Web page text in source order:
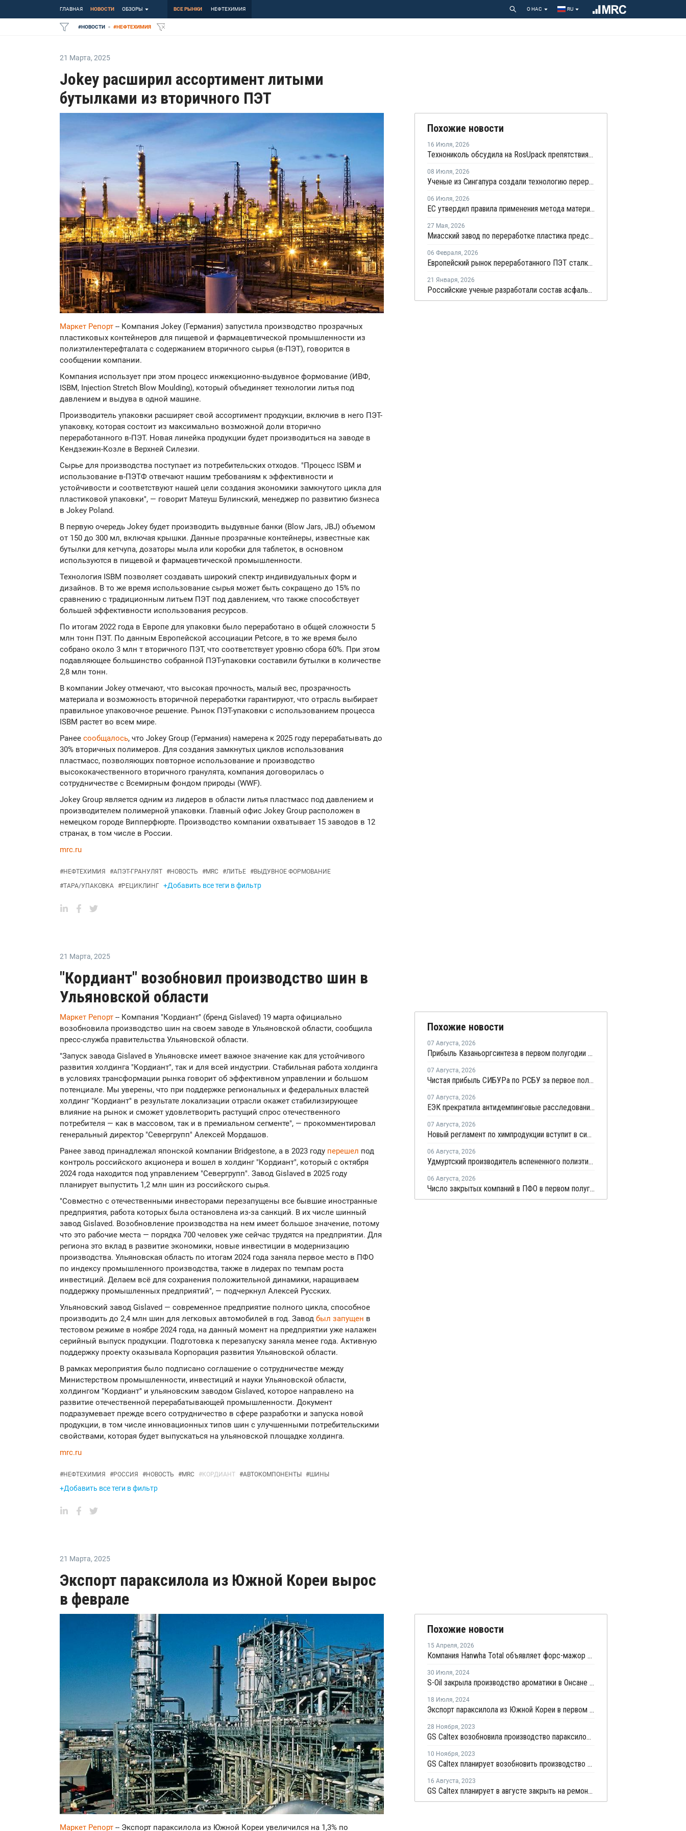
ГЛАВНАЯ НОВОСТИ ОБЗОРЫ ВСЕ РЫНКИ НЕФТЕХИМИЯ О НАС RU
#НОВОСТИ #НЕФТЕХИМИЯ
21 Марта, 2025
Jokey расширил ассортимент литыми
бутылками из вторичного ПЭТ
Маркет Репорт -- Компания Jokey (Германия) запустила производство прозрачных
пластиковых контейнеров для пищевой и фармацевтической промышленности из
полиэтилентерефталата с содержанием вторичного сырья (в-ПЭТ), говорится в
сообщении компании.
Компания использует при этом процесс инжекционно-выдувное формование (ИВФ,
ISBM, Injection Stretch Blow Moulding), который объединяет технологии литья под
давлением и выдува в одной машине.
Производитель упаковки расширяет свой ассортимент продукции, включив в него ПЭТ-
упаковку, которая состоит из максимально возможной доли вторично
переработанного в-ПЭТ. Новая линейка продукции будет производиться на заводе в
Кендзежин-Козле в Верхней Силезии.
Сырье для производства поступает из потребительских отходов. "Процесс ISBM и
использование в-ПЭТФ отвечают нашим требованиям к эффективности и
устойчивости и соответствуют нашей цели создания экономики замкнутого цикла для
пластиковой упаковки", — говорит Матеуш Булинский, менеджер по развитию бизнеса
в Jokey Poland.
В первую очередь Jokey будет производить выдувные банки (Blow Jars, JBJ) объемом
от 150 до 300 мл, включая крышки. Данные прозрачные контейнеры, известные как
бутылки для кетчупа, дозаторы мыла или коробки для таблеток, в основном
используются в пищевой и фармацевтической промышленности.
Технология ISBM позволяет создавать широкий спектр индивидуальных форм и
дизайнов. В то же время использование сырья может быть сокращено до 15% по
сравнению с традиционным литьем ПЭТ под давлением, что также способствует
большей эффективности использования ресурсов.
По итогам 2022 года в Европе для упаковки было переработано в общей сложности 5
млн тонн ПЭТ. По данным Европейской ассоциации Petcore, в то же время было
собрано около 3 млн т вторичного ПЭТ, что соответствует уровню сбора 60%. При этом
подавляющее большинство собранной ПЭТ-упаковки составили бутылки в количестве
2,8 млн тонн.
В компании Jokey отмечают, что высокая прочность, малый вес, прозрачность
материала и возможность вторичной переработки гарантируют, что отрасль выбирает
правильное упаковочное решение. Рынок ПЭТ-упаковки с использованием процесса
ISBM растет во всем мире.
Ранее сообщалось, что Jokey Group (Германия) намерена к 2025 году перерабатывать до
30% вторичных полимеров. Для создания замкнутых циклов использования
пластмасс, позволяющих повторное использование и производство
высококачественного вторичного гранулята, компания договорилась о
сотрудничестве с Всемирным фондом природы (WWF).
Jokey Group является одним из лидеров в области литья пластмасс под давлением и
производителем полимерной упаковки. Главный офис Jokey Group расположен в
немецком городе Випперфюрте. Производство компании охватывает 15 заводов в 12
странах, в том числе в России.
mrc.ru
#НЕФТЕХИМИЯ #АПЭТ-ГРАНУЛЯТ #НОВОСТЬ #MRC #ЛИТЬЕ #ВЫДУВНОЕ ФОРМОВАНИЕ
#ТАРА/УПАКОВКА #РЕЦИКЛИНГ +Добавить все теги в фильтр
Похожие новости
16 Июля, 2026
Технониколь обсудила на RosUpack препятствия в переработке ПЭТ
08 Июля, 2026
Ученые из Сингапура создали технологию переработки смешанного пластика без участия растворителя
06 Июля, 2026
ЕС утвердил правила применения метода материального баланса для химической переработки ПЭТ-бутылок
27 Мая, 2026
Миасский завод по переработке пластика представил готовую продукцию
06 Февраля, 2026
Европейский рынок переработанного ПЭТ сталкивается с критическим рыночным давлением
21 Января, 2026
Российские ученые разработали состав асфальтобетона с добавлением бутылочного пластика
21 Марта, 2025
"Кордиант" возобновил производство шин в
Ульяновской области
Маркет Репорт -- Компания "Кордиант" (бренд Gislaved) 19 марта официально
возобновила производство шин на своем заводе в Ульяновской области, сообщила
пресс-служба правительства Ульяновской области.
"Запуск завода Gislaved в Ульяновске имеет важное значение как для устойчивого
развития холдинга "Кордиант", так и для всей индустрии. Стабильная работа холдинга
в условиях трансформации рынка говорит об эффективном управлении и большом
потенциале. Мы уверены, что при поддержке региональных и федеральных властей
холдинг "Кордиант" в результате локализации отрасли окажет стабилизирующее
влияние на рынок и сможет удовлетворить растущий спрос отечественного
потребителя — как в массовом, так и в премиальном сегменте", — прокомментировал
генеральный директор "Севергрупп" Алексей Мордашов.
Ранее завод принадлежал японской компании Bridgestone, а в 2023 году перешел под
контроль российского акционера и вошел в холдинг "Кордиант", который с октября
2024 года находится под управлением "Севергрупп". Завод Gislaved в 2025 году
планирует выпустить 1,2 млн шин из российского сырья.
"Совместно с отечественными инвесторами перезапущены все бывшие иностранные
предприятия, работа которых была остановлена из-за санкций. В их числе шинный
завод Gislaved. Возобновление производства на нем имеет большое значение, потому
что это рабочие места — порядка 700 человек уже сейчас трудятся на предприятии. Для
региона это вклад в развитие экономики, новые инвестиции в модернизацию
производства. Ульяновская область по итогам 2024 года заняла первое место в ПФО
по индексу промышленного производства, также в лидерах по темпам роста
инвестиций. Делаем всё для сохранения положительной динамики, наращиваем
поддержку промышленных предприятий", — подчеркнул Алексей Русских.
Ульяновский завод Gislaved — современное предприятие полного цикла, способное
производить до 2,4 млн шин для легковых автомобилей в год. Завод был запущен в
тестовом режиме в ноябре 2024 года, на данный момент на предприятии уже налажен
серийный выпуск продукции. Подготовка к перезапуску заняла менее года. Активную
поддержку проекту оказывала Корпорация развития Ульяновской области.
В рамках мероприятия было подписано соглашение о сотрудничестве между
Министерством промышленности, инвестиций и науки Ульяновской области,
холдингом "Кордиант" и ульяновским заводом Gislaved, которое направлено на
развитие отечественной перерабатывающей промышленности. Документ
подразумевает прежде всего сотрудничество в сфере разработки и запуска новой
продукции, в том числе инновационных типов шин с улучшенными потребительскими
свойствами, которая будет выпускаться на ульяновской площадке холдинга.
mrc.ru
#НЕФТЕХИМИЯ #РОССИЯ #НОВОСТЬ #MRC #КОРДИАНТ #АВТОКОМПОНЕНТЫ #ШИНЫ
+Добавить все теги в фильтр
Похожие новости
07 Августа, 2026
Прибыль Казаньоргсинтеза в первом полугодии сократилась более чем в 2 раза
07 Августа, 2026
Чистая прибыль СИБУРа по РСБУ за первое полугодие сократилась в 3,6 раза
07 Августа, 2026
ЕЭК прекратила антидемпинговые расследования против ПЭ и ПП из Азербайджана и Туркменистана
07 Августа, 2026
Новый регламент по химпродукции вступит в силу в сентябре 2027 года
06 Августа, 2026
Удмуртский производитель вспененного полиэтилена нарастит выпуск на 15%
06 Августа, 2026
Число закрытых компаний в ПФО в первом полугодии 2026 года вдвое превысило число новых
21 Марта, 2025
Экспорт параксилола из Южной Кореи вырос
в феврале
Маркет Репорт -- Экспорт параксилола из Южной Кореи увеличился на 1,3% по
Похожие новости
15 Апреля, 2026
Компания Hanwha Total объявляет форс-мажор в отношении поставок параксилола
30 Июля, 2024
S-Oil закрыла производство ароматики в Онсане после пожара
18 Июля, 2024
Экспорт параксилола из Южной Кореи в первом полугодии снизился из-за роста внутренних поставок в Китае
28 Ноября, 2023
GS Caltex возобновила производство параксилола на линии №3 в Йосу
10 Ноября, 2023
GS Caltex планирует возобновить производство параксилола на линии №3 в Йосу
16 Августа, 2023
GS Caltex планирует в августе закрыть на ремонт линию №2 по выпуску параксилола в Йосу